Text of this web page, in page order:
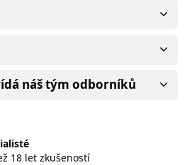
náš tým odborníků
18 let zkušeností